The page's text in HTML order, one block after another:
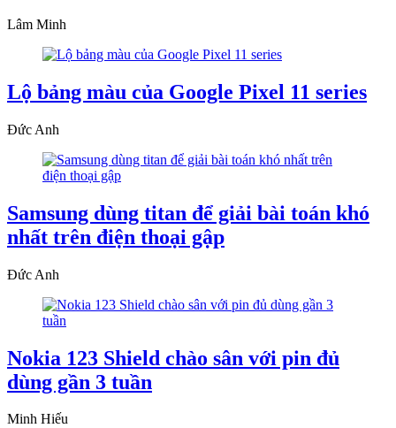
Lâm Minh
Lộ bảng màu của Google Pixel 11 series
Đức Anh
Samsung dùng titan để giải bài toán khó
nhất trên điện thoại gập
Đức Anh
Nokia 123 Shield chào sân với pin đủ
dùng gần 3 tuần
Minh Hiếu